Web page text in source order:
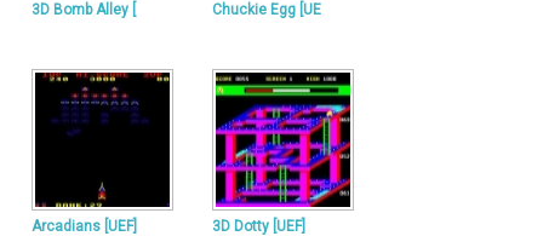
3D Bomb Alley [ Chuckie Egg [UE
Arcadians [UEF] 3D Dotty [UEF]